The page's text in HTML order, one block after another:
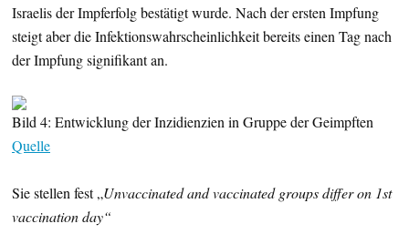
Israelis der Impferfolg bestätigt wurde. Nach der ersten Impfung
steigt aber die Infektionswahrscheinlichkeit bereits einen Tag nach
der Impfung signifikant an.
Bild 4: Entwicklung der Inzidienzien in Gruppe der Geimpften
Quelle
Sie stellen fest „Unvaccinated and vaccinated groups differ on 1st
vaccination day“